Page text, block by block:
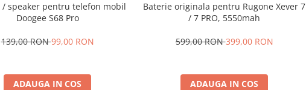
/ speaker pentru telefon mobil
Doogee S68 Pro
139,00 RON99,00 RON
ADAUGA IN COS
Baterie originala pentru Rugone Xever 7
/ 7 PRO, 5550mah
599,00 RON399,00 RON
ADAUGA IN COS